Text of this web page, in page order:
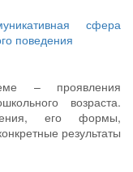
сфера
поведения
– проявления
возраста.
его формы,
результаты